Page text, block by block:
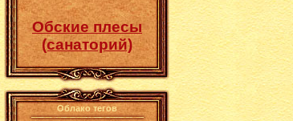
Обские плесы
(санаторий)
Облако тегов